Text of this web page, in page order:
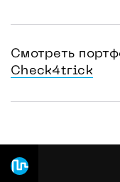
Смотреть
Сheck4trick